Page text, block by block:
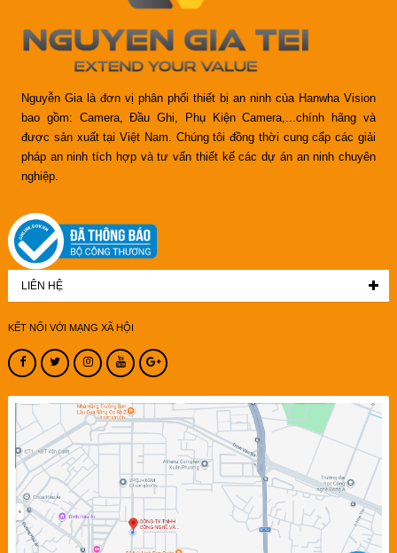
Nguyễn Gia là đơn vị phân phối thiết bị an ninh của Hanwha Vision
bao gồm: Camera, Đầu Ghi, Phụ Kiện Camera,...chính hãng và
được sản xuất tại Việt Nam. Chúng tôi đồng thời cung cấp các giải
pháp an ninh tích hợp và tư vấn thiết kế các dự án an ninh chuyên
nghiệp.
LIÊN HỆ
KẾT NỐI VỚI MẠNG XÃ HỘI